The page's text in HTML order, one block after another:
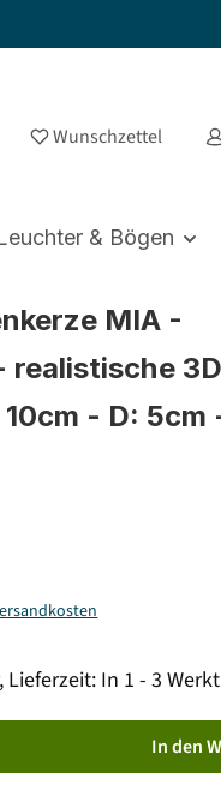
Wunschzettel
& Bögen
MIA -
realistische 3D
- D: 5cm
In 1 - 3
In den